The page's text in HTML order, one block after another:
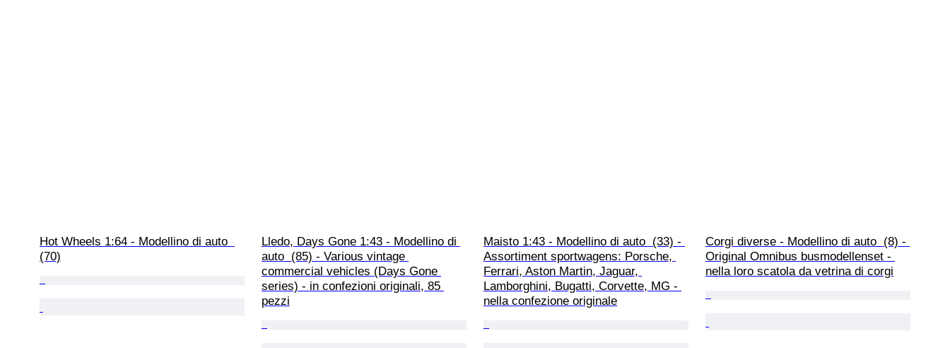
Hot Wheels 1:64 - Modellino di auto
(70)
Lledo, Days Gone 1:43 - Modellino di
auto  (85) - Various vintage
commercial vehicles (Days Gone
series) - in confezioni originali, 85
pezzi
Maisto 1:43 - Modellino di auto  (33) -
Assortiment sportwagens: Porsche,
Ferrari, Aston Martin, Jaguar,
Lamborghini, Bugatti, Corvette, MG -
nella confezione originale
Corgi diverse - Modellino di auto  (8) -
Original Omnibus busmodellenset -
nella loro scatola da vetrina di corgi